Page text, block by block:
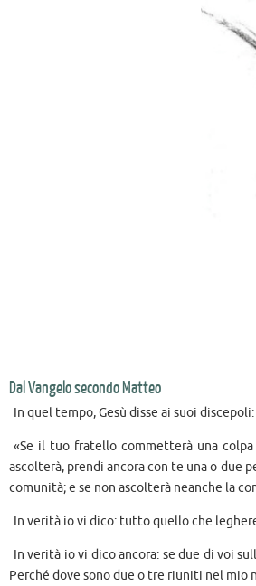
Dal Vangelo secondo Matteo
In quel tempo, Gesù disse ai suoi discepoli:
«Se il tuo fratello commetterà una
ascolterà, prendi ancora con te una o due
comunità; e se non ascolterà neanche la
In verità io vi dico: tutto quello che
In verità io vi dico ancora: se due di voi
Perché dove sono due o tre riuniti nel mio